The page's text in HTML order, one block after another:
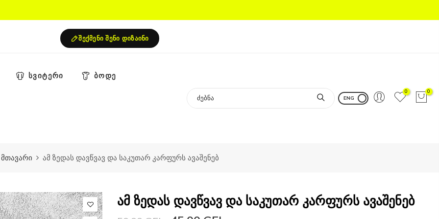
შექმენი შენი დიზაინი
სვიტერი ბოდე
ENG
0 0
მთავარი ამ ზედას დავწვავ და საკუთარ კარფურს ავაშენებ
ამ ზედას დავწვავ და საკუთარ კარფურს ავაშენებ